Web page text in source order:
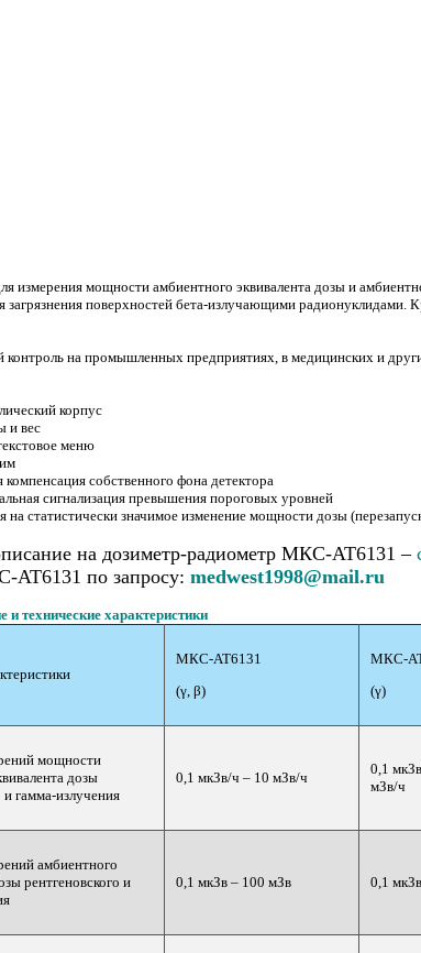
измерения мощности амбиентного эквивалента дозы и
загрязнения поверхностей бета-излучающими радионуклидами.
контроль на промышленных предприятиях, в медицинских и
корпус
и вес
меню
компенсация собственного фона детектора
сигнализация превышения пороговых уровней
на статистически значимое изменение мощности дозы
на дозиметр-радиометр МКС-АТ6131 –
АТ6131 по запросу: medwest1998@mail.ru
и технические характеристики
МКС-АТ6131
(γ, β)
МКС-
(γ)
мощности
дозы
и гамма-излучения
0,1 мкЗв/ч – 10 мЗв/ч
0,1
мЗв/ч
амбиентного
рентгеновского и
0,1 мкЗв – 100 мЗв 0,1